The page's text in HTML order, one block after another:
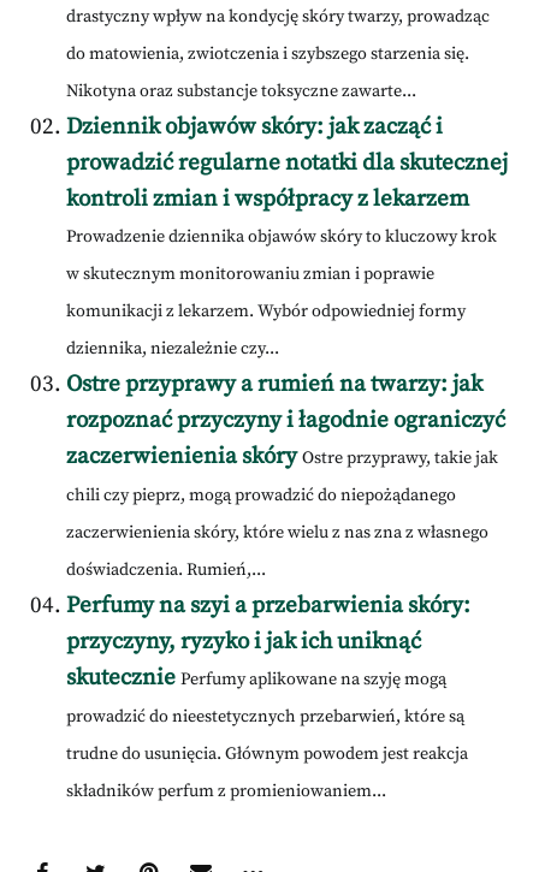
drastyczny wpływ na kondycję skóry twarzy, prowadząc
do matowienia, zwiotczenia i szybszego starzenia się.
Nikotyna oraz substancje toksyczne zawarte...
Dziennik objawów skóry: jak zacząć i
prowadzić regularne notatki dla skutecznej
kontroli zmian i współpracy z lekarzem
Prowadzenie dziennika objawów skóry to kluczowy krok
w skutecznym monitorowaniu zmian i poprawie
komunikacji z lekarzem. Wybór odpowiedniej formy
dziennika, niezależnie czy...
Ostre przyprawy a rumień na twarzy: jak
rozpoznać przyczyny i łagodnie ograniczyć
zaczerwienienia skóry Ostre przyprawy, takie jak
chili czy pieprz, mogą prowadzić do niepożądanego
zaczerwienienia skóry, które wielu z nas zna z własnego
doświadczenia. Rumień,...
Perfumy na szyi a przebarwienia skóry:
przyczyny, ryzyko i jak ich uniknąć
skutecznie Perfumy aplikowane na szyję mogą
prowadzić do nieestetycznych przebarwień, które są
trudne do usunięcia. Głównym powodem jest reakcja
składników perfum z promieniowaniem...